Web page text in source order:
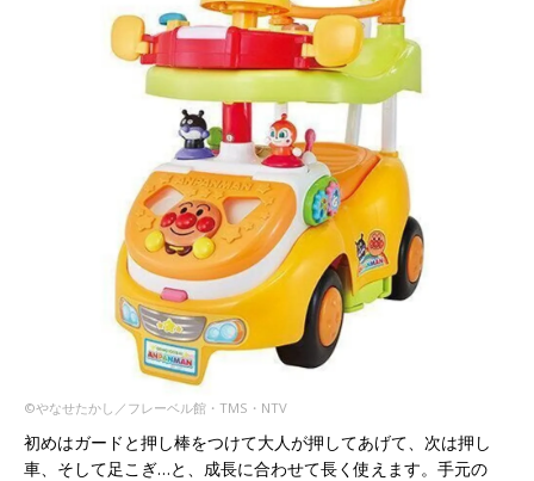
©︎やなせたかし／フレーベル館・TMS・NTV
初めはガードと押し棒をつけて大人が押してあげて、次は押し
車、そして足こぎ…と、成長に合わせて長く使えます。手元の